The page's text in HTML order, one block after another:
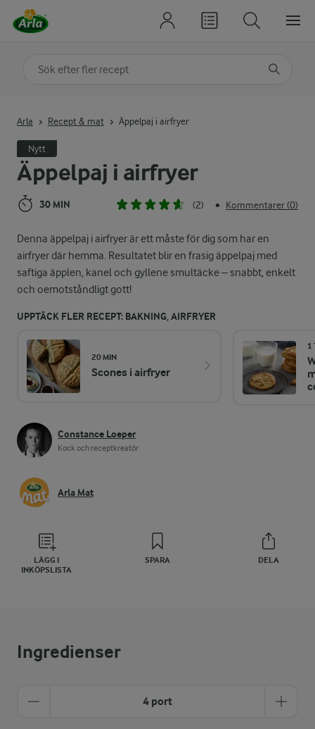
Äppelpaj i airfryer
30 MIN (2) • Kommentarer (0)
Denna äppelpaj i airfryer är ett måste för dig som har en
airfryer där hemma. Resultatet blir en frasig äppelpaj med
saftiga äpplen, kanel och gyllene smultäcke – snabbt, enkelt
och oemotståndligt gott!
UPPTÄCK FLER RECEPT: BAKNING, AIRFRYER
20 MIN
Scones i airfryer
1
Constance Loeper
Kock och receptkreatör
Arla Mat
LÄGG I
INKÖPSLISTA
SPARA DELA
Arla Recept & mat Äppelpaj i airfryer
Nytt
Ingredienser
4 port
Sök på kategori eller ingrediens